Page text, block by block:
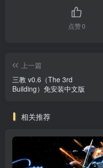
点赞0
上一篇
三教 v0.6（The 3rd
Building）免安装中文版
相关推荐